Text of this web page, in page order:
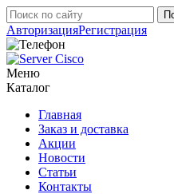
АвторизацияРегистрация
Меню
Каталог
Главная
Заказ и доставка
Акции
Новости
Статьи
Контакты